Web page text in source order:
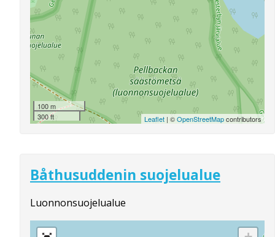
100 m
300 ft
Leaflet | ©OpenStreetMapcontributors
Båthusuddenin suojelualue
Luonnonsuojelualue